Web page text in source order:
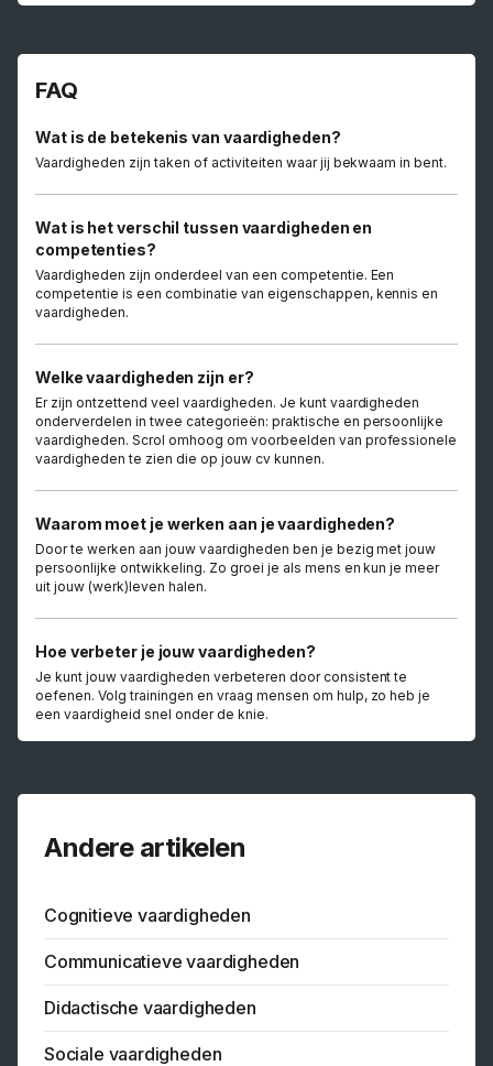
FAQ
Wat is de betekenis van vaardigheden?
Vaardigheden zijn taken of activiteiten waar jij bekwaam in bent.
Wat is het verschil tussen vaardigheden en
competenties?
Vaardigheden zijn onderdeel van een competentie. Een
competentie is een combinatie van eigenschappen, kennis en
vaardigheden.
Welke vaardigheden zijn er?
Er zijn ontzettend veel vaardigheden. Je kunt vaardigheden
onderverdelen in twee categorieën: praktische en persoonlijke
vaardigheden. Scrol omhoog om voorbeelden van professionele
vaardigheden te zien die op jouw cv kunnen.
Waarom moet je werken aan je vaardigheden?
Door te werken aan jouw vaardigheden ben je bezig met jouw
persoonlijke ontwikkeling. Zo groei je als mens en kun je meer
uit jouw (werk)leven halen.
Hoe verbeter je jouw vaardigheden?
Je kunt jouw vaardigheden verbeteren door consistent te
oefenen. Volg trainingen en vraag mensen om hulp, zo heb je
een vaardigheid snel onder de knie.
Andere artikelen
Cognitieve vaardigheden
Communicatieve vaardigheden
Didactische vaardigheden
Sociale vaardigheden